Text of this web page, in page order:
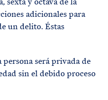
adicionales para
un delito. Éstas
será privada de
sin el debido proceso